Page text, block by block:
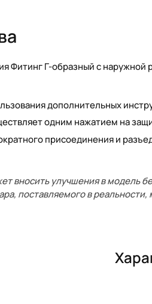
Фитинг Г-образный с наружной
дополнительных
одним нажатием на
присоединения и
вносить улучшения в модель
поставляемого в